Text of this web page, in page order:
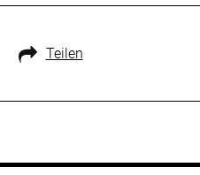
Teilen